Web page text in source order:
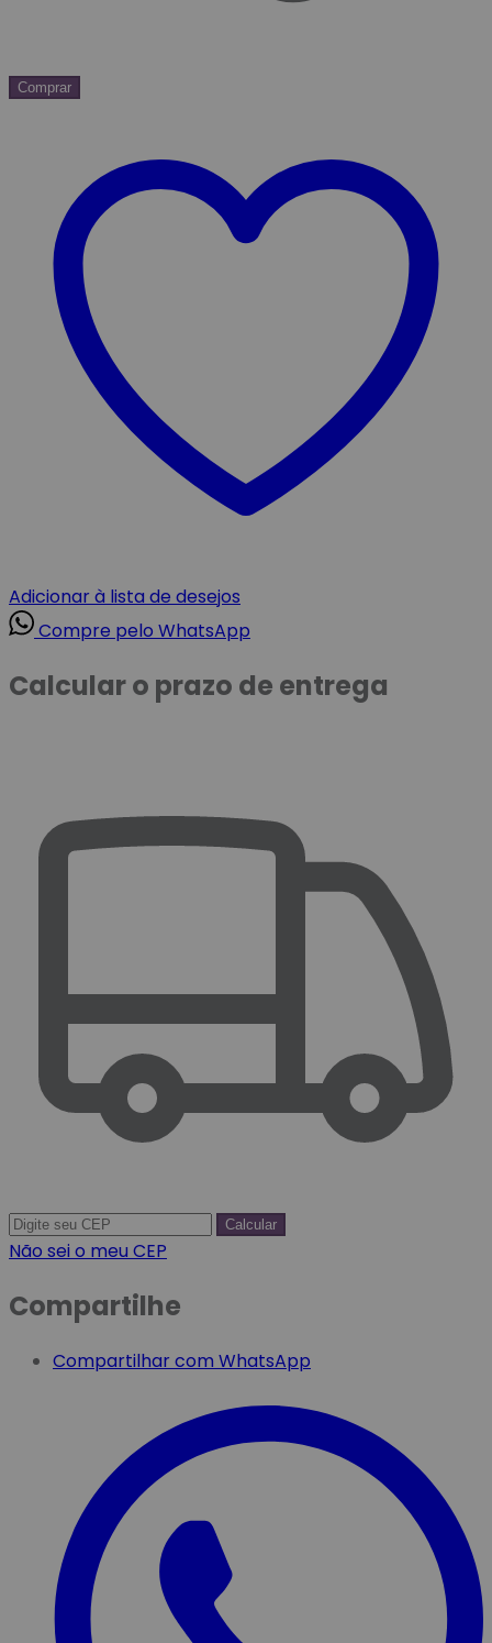
Comprar
Adicionar à lista de desejos
Compre pelo WhatsApp
Calcular o prazo de entrega
Calcular
Não sei o meu CEP
Compartilhe
Compartilhar com WhatsApp